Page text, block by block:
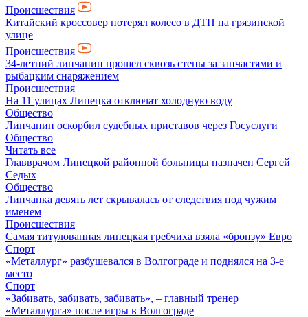
Происшествия
Китайский кроссовер потерял колесо в ДТП на грязинской
улице
Происшествия
34-летний липчанин прошел сквозь стены за запчастями и
рыбацким снаряжением
Происшествия
На 11 улицах Липецка отключат холодную воду
Общество
Липчанин оскорбил судебных приставов через Госуслуги
Общество
Читать все
Главврачом Липецкой районной больницы назначен Сергей
Седых
Общество
Липчанка девять лет скрывалась от следствия под чужим
именем
Происшествия
Самая титулованная липецкая гребчиха взяла «бронзу» Евро
Спорт
«Металлург» разбушевался в Волгограде и поднялся на 3-е
место
Спорт
«Забивать, забивать, забивать», – главный тренер
«Металлурга» после игры в Волгограде